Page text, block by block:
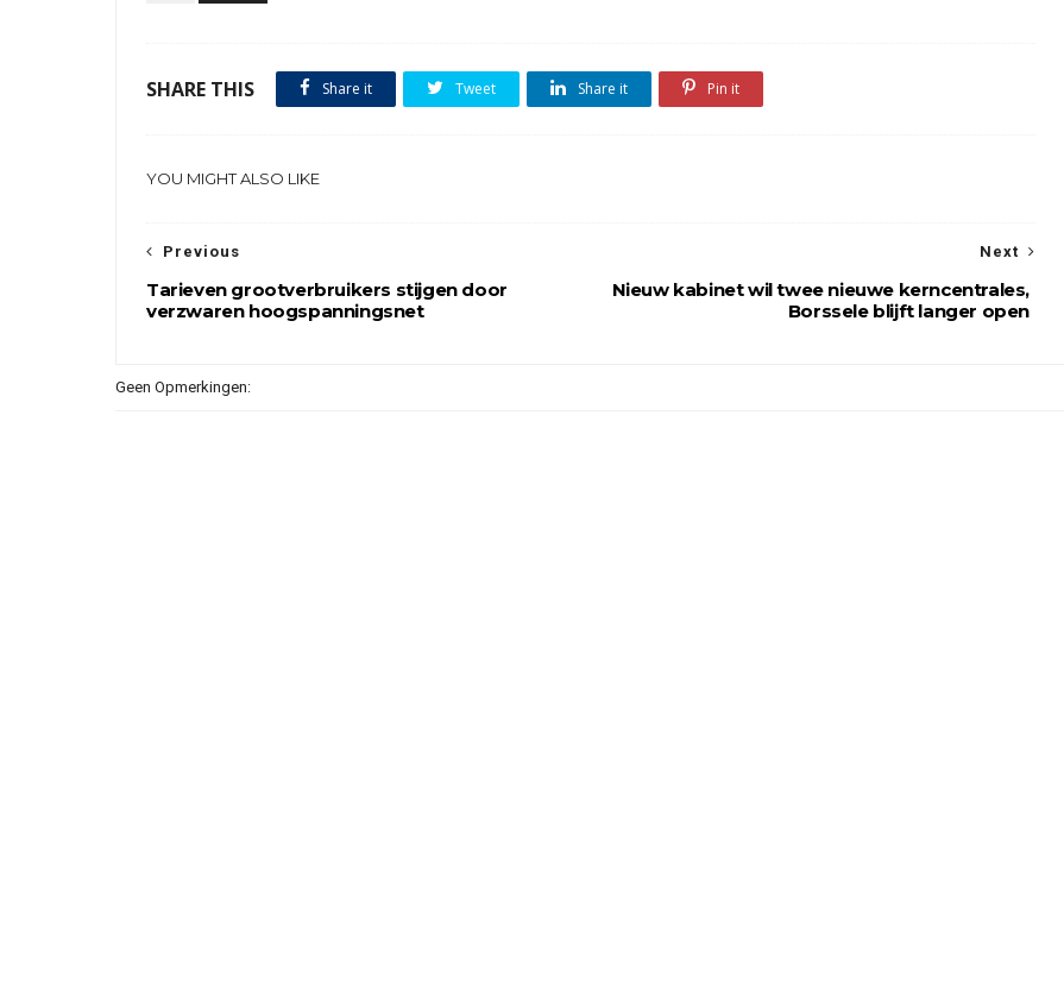
SHARE THIS Share it Tweet Share it Pin it
YOU MIGHT ALSO LIKE
Next
Nieuw kabinet wil twee nieuwe kerncentrales,
Borssele blijft langer open
Previous
Tarieven grootverbruikers stijgen door
verzwaren hoogspanningsnet
Geen Opmerkingen: